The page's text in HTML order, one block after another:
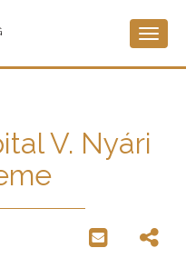
V. Nyári